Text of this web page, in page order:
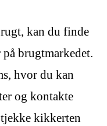
kan du finde
brugtmarkedet.
hvor du kan
og kontakte
kikkerten